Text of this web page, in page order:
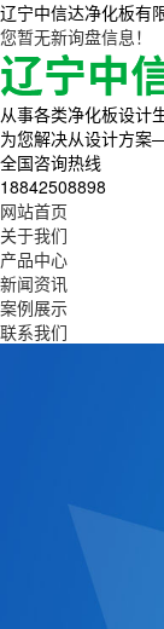
辽宁中信达净化板有
您暂无新询盘信息！
从事各类净化板设计
为您解决从设计方
全国咨询热线
18842508898
网站首页
关于我们
产品中心
新闻资讯
案例展示
联系我们